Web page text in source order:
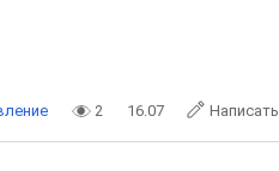
2 16.07 Написать